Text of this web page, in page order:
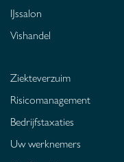
IJssalon
Vishandel
Ziekteverzuim
Risicomanagement
Bedrijfstaxaties
Uw werknemers